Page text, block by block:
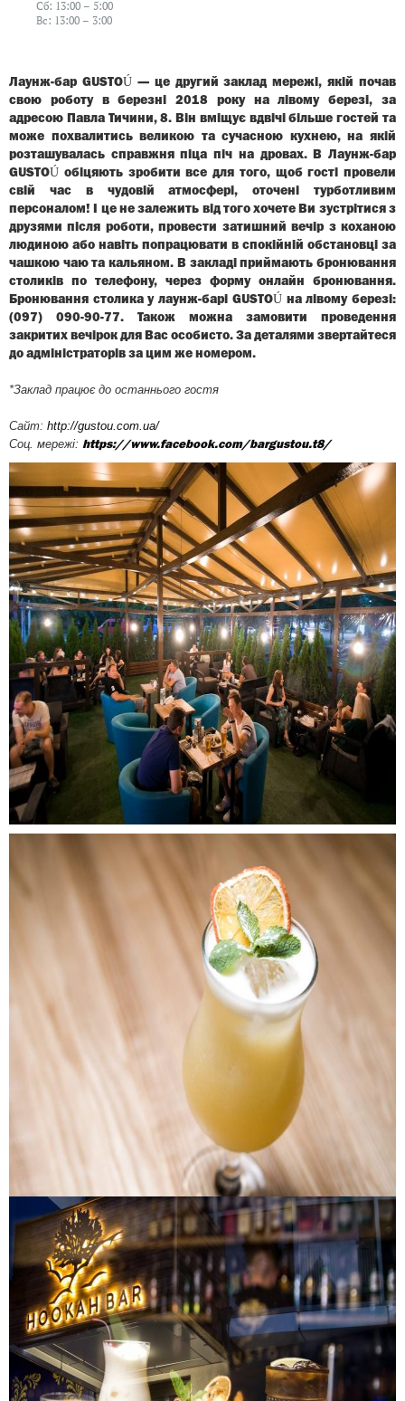
Сб: 13:00 – 5:00
Вс: 13:00 – 3:00
Лаунж-бар GUSTOÚ — це другий заклад мережі, якій почав
свою роботу в березні 2018 року на лівому березі, за
адресою Павла Тичини, 8. Він вміщує вдвічі більше гостей та
може похвалитись великою та сучасною кухнею, на якій
розташувалась справжня піца піч на дровах. В Лаунж-бар
GUSTOÚ обіцяють зробити все для того, щоб гості провели
свій час в чудовій атмосфері, оточені турботливим
персоналом! І це не залежить від того хочете Ви зустрітися з
друзями після роботи, провести затишний вечір з коханою
людиною або навіть попрацювати в спокійній обстановці за
чашкою чаю та кальяном. В закладі приймають бронювання
столиків по телефону, через форму онлайн бронювання.
Бронювання столика у лаунж-барі GUSTOÚ на лівому березі:
(097) 090-90-77. Також можна замовити проведення
закритих вечірок для Вас особисто. За деталями звертайтеся
до адміністраторів за цим же номером.
*Заклад працює до останнього гостя
Сайт: http://gustou.com.ua/
​Соц. мережі: https://www.facebook.com/bargustou.t8/